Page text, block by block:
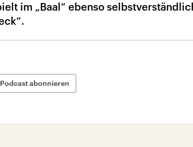
im „Baal“ ebenso
Podcast abonnieren